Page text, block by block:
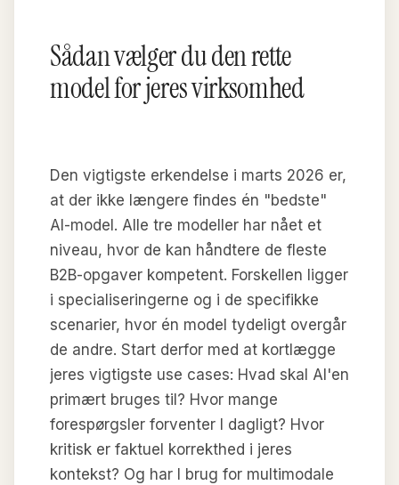
Sådan vælger du den rette
model for jeres virksomhed
Den vigtigste erkendelse i marts 2026 er,
at der ikke længere findes én "bedste"
AI-model. Alle tre modeller har nået et
niveau, hvor de kan håndtere de fleste
B2B-opgaver kompetent. Forskellen ligger
i specialiseringerne og i de specifikke
scenarier, hvor én model tydeligt overgår
de andre. Start derfor med at kortlægge
jeres vigtigste use cases: Hvad skal AI'en
primært bruges til? Hvor mange
forespørgsler forventer I dagligt? Hvor
kritisk er faktuel korrekthed i jeres
kontekst? Og har I brug for multimodale